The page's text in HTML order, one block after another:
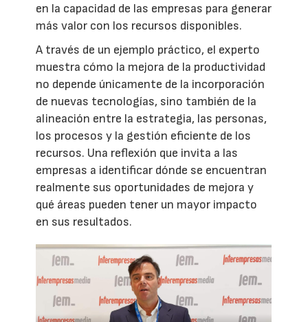
en la capacidad de las empresas para generar
más valor con los recursos disponibles.
A través de un ejemplo práctico, el experto
muestra cómo la mejora de la productividad
no depende únicamente de la incorporación
de nuevas tecnologías, sino también de la
alineación entre la estrategia, las personas,
los procesos y la gestión eficiente de los
recursos. Una reflexión que invita a las
empresas a identificar dónde se encuentran
realmente sus oportunidades de mejora y
qué áreas pueden tener un mayor impacto
en sus resultados.